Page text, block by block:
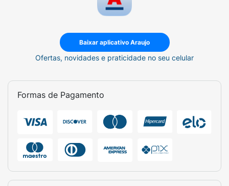
Baixar aplicativo Araujo
Ofertas, novidades e praticidade no seu celular
Formas de Pagamento